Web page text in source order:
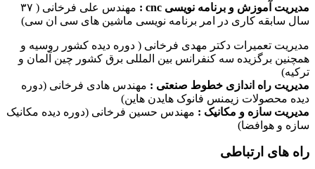
مدیریت آموزش و برنامه نویسی cnc :
مهندس علی فرخانی ( ۳۷
سال سابقه کاری در امر برنامه نویسی ماشین های سی ان سی)
مدیریت تعمیرات دکتر مهدی فرخانی ( دوره دیده کشور روسیه و
همچنین برگزیده سه کنفرانس بین المللی برق کشور چین آلمان و
ترکیه)
مدیریت راه اندازی خطوط صنعتی : مهندس هادی فرخانی (دوره
دیده محصولات زیمنس فانوک هایدن هاین)
مدیریت سازه و مکانیک : مهندس حسین فرخانی (دوره دیده مکانیک
سازه و هوافضا)
راه های ارتباطی